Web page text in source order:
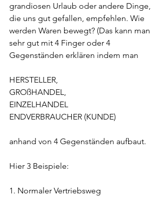
grandiosen Urlaub oder andere Dinge,
die uns gut gefallen, empfehlen. Wie
werden Waren bewegt? (Das kann man
sehr gut mit 4 Finger oder 4
Gegenständen erklären indem man
HERSTELLER,
GROßHANDEL,
EINZELHANDEL
ENDVERBRAUCHER (KUNDE)
anhand von 4 Gegenständen aufbaut.
Hier 3 Beispiele:
1. Normaler Vertriebsweg